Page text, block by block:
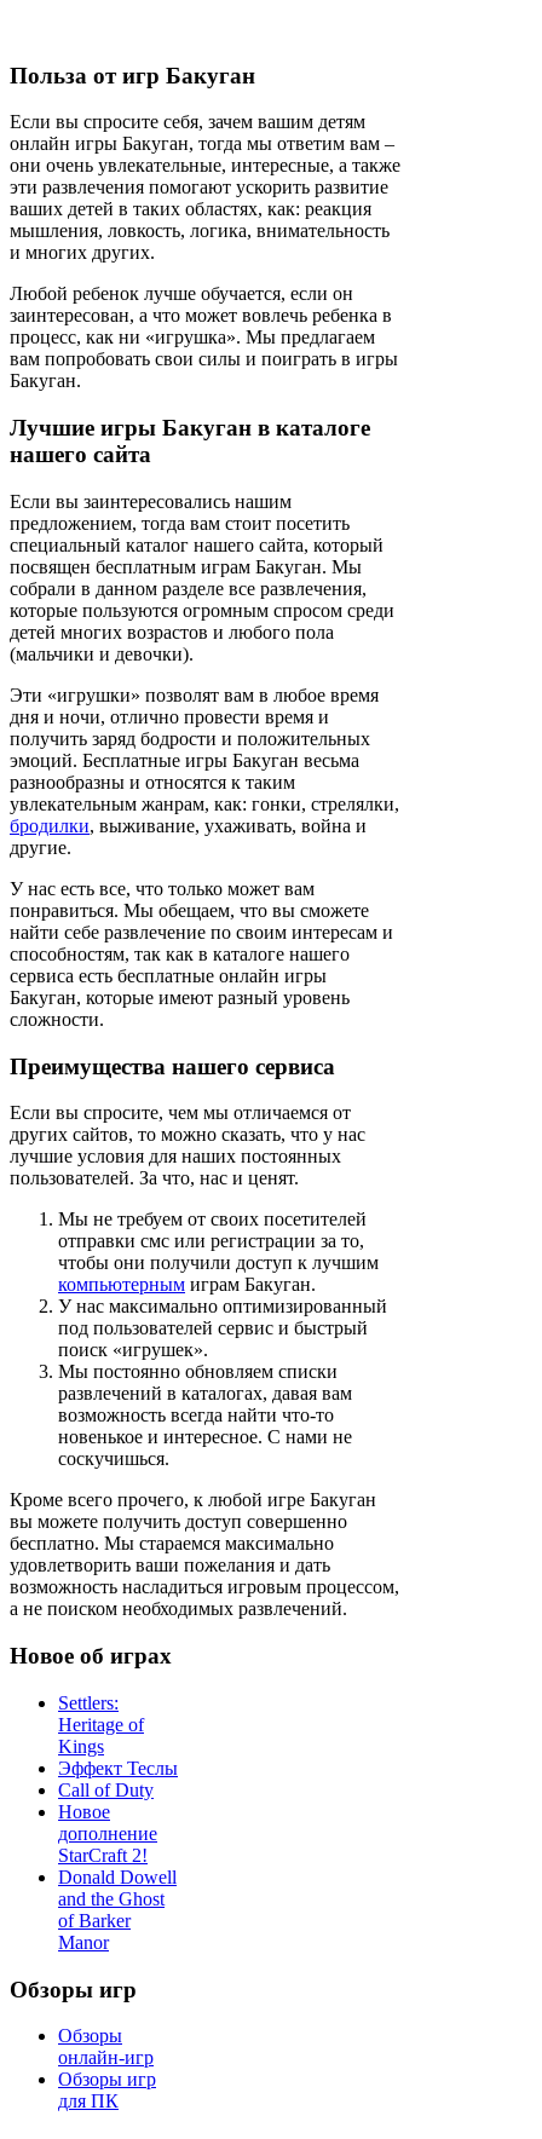
Польза от игр Бакуган
Если вы спросите себя, зачем вашим детям
онлайн игры Бакуган, тогда мы ответим вам –
они очень увлекательные, интересные, а также
эти развлечения помогают ускорить развитие
ваших детей в таких областях, как: реакция
мышления, ловкость, логика, внимательность
и многих других.
Любой ребенок лучше обучается, если он
заинтересован, а что может вовлечь ребенка в
процесс, как ни «игрушка». Мы предлагаем
вам попробовать свои силы и поиграть в игры
Бакуган.
Лучшие игры Бакуган в каталоге
нашего сайта
Если вы заинтересовались нашим
предложением, тогда вам стоит посетить
специальный каталог нашего сайта, который
посвящен бесплатным играм Бакуган. Мы
собрали в данном разделе все развлечения,
которые пользуются огромным спросом среди
детей многих возрастов и любого пола
(мальчики и девочки).
Эти «игрушки» позволят вам в любое время
дня и ночи, отлично провести время и
получить заряд бодрости и положительных
эмоций. Бесплатные игры Бакуган весьма
разнообразны и относятся к таким
увлекательным жанрам, как: гонки, стрелялки,
бродилки, выживание, ухаживать, война и
другие.
У нас есть все, что только может вам
понравиться. Мы обещаем, что вы сможете
найти себе развлечение по своим интересам и
способностям, так как в каталоге нашего
сервиса есть бесплатные онлайн игры
Бакуган, которые имеют разный уровень
сложности.
Преимущества нашего сервиса
Если вы спросите, чем мы отличаемся от
других сайтов, то можно сказать, что у нас
лучшие условия для наших постоянных
пользователей. За что, нас и ценят.
Мы не требуем от своих посетителей
отправки смс или регистрации за то,
чтобы они получили доступ к лучшим
компьютерным играм Бакуган.
У нас максимально оптимизированный
под пользователей сервис и быстрый
поиск «игрушек».
Мы постоянно обновляем списки
развлечений в каталогах, давая вам
возможность всегда найти что-то
новенькое и интересное. С нами не
соскучишься.
Кроме всего прочего, к любой игре Бакуган
вы можете получить доступ совершенно
бесплатно. Мы стараемся максимально
удовлетворить ваши пожелания и дать
возможность насладиться игровым процессом,
а не поиском необходимых развлечений.
Новое об играх
Settlers:
Heritage of
Kings
Эффект Теслы
Call of Duty
Новое
дополнение
StarCraft 2!
Donald Dowell
and the Ghost
of Barker
Manor
Обзоры игр
Обзоры
онлайн-игр
Обзоры игр
для ПК